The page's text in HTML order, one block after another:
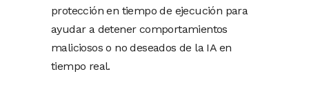
protección en tiempo de ejecución para
ayudar a detener comportamientos
maliciosos o no deseados de la IA en
tiempo real.